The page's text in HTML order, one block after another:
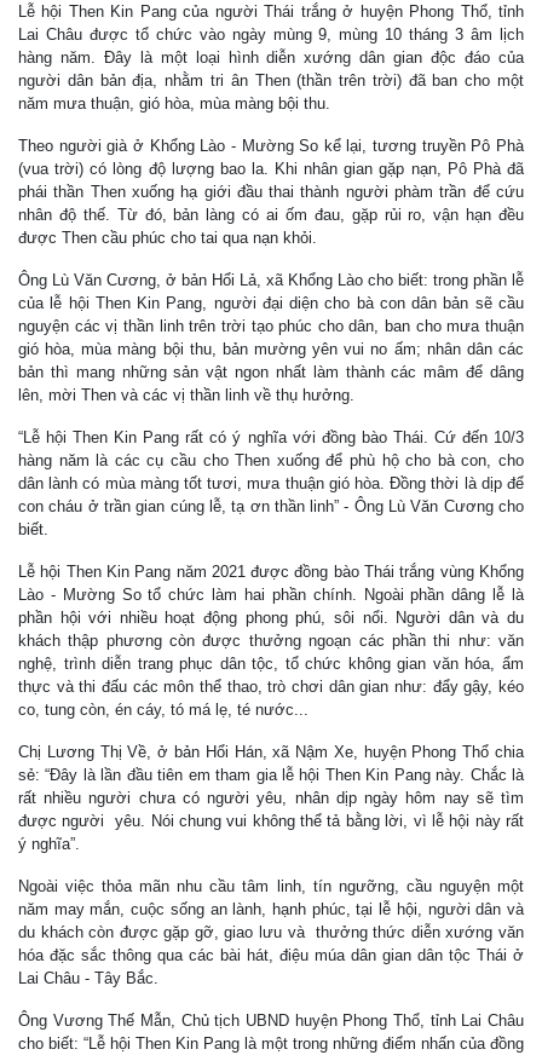
Lễ hội Then Kin Pang của người Thái trắng ở huyện Phong Thổ, tỉnh
Lai Châu được tổ chức vào ngày mùng 9, mùng 10 tháng 3 âm lịch
hàng năm. Đây là một loại hình diễn xướng dân gian độc đáo của
người dân bản địa, nhằm tri ân Then (thần trên trời) đã ban cho một
năm mưa thuận, gió hòa, mùa màng bội thu.
Theo người già ở Khổng Lào - Mường So kể lại, tương truyền Pô Phà
(vua trời) có lòng độ lượng bao la. Khi nhân gian gặp nạn, Pô Phà đã
phái thần Then xuống hạ giới đầu thai thành người phàm trần để cứu
nhân độ thế. Từ đó, bản làng có ai ốm đau, gặp rủi ro, vận hạn đều
được Then cầu phúc cho tai qua nạn khỏi.
Ông Lù Văn Cương, ở bản Hổi Lả, xã Khổng Lào cho biết: trong phần lễ
của lễ hội Then Kin Pang, người đại diện cho bà con dân bản sẽ cầu
nguyện các vị thần linh trên trời tạo phúc cho dân, ban cho mưa thuận
gió hòa, mùa màng bội thu, bản mường yên vui no ấm; nhân dân các
bản thì mang những sản vật ngon nhất làm thành các mâm để dâng
lên, mời Then và các vị thần linh về thụ hưởng.
“Lễ hội Then Kin Pang rất có ý nghĩa với đồng bào Thái. Cứ đến 10/3
hàng năm là các cụ cầu cho Then xuống để phù hộ cho bà con, cho
dân lành có mùa màng tốt tươi, mưa thuận gió hòa. Đồng thời là dịp để
con cháu ở trần gian cúng lễ, tạ ơn thần linh” - Ông Lù Văn Cương cho
biết.
Lễ hội Then Kin Pang năm 2021 được đồng bào Thái trắng vùng Khổng
Lào - Mường So tổ chức làm hai phần chính. Ngoài phần dâng lễ là
phần hội với nhiều hoạt động phong phú, sôi nổi. Người dân và du
khách thập phương còn được thưởng ngoạn các phần thi như: văn
nghệ, trình diễn trang phục dân tộc, tổ chức không gian văn hóa, ẩm
thực và thi đấu các môn thể thao, trò chơi dân gian như: đẩy gậy, kéo
co, tung còn, én cáy, tó má lẹ, té nước...
Chị Lương Thị Về, ở bản Hổi Hán, xã Nậm Xe, huyện Phong Thổ chia
sẻ: “Đây là lần đầu tiên em tham gia lễ hội Then Kin Pang này. Chắc là
rất nhiều người chưa có người yêu, nhân dịp ngày hôm nay sẽ tìm
được người yêu. Nói chung vui không thể tả bằng lời, vì lễ hội này rất
ý nghĩa”.
Ngoài việc thỏa mãn nhu cầu tâm linh, tín ngưỡng, cầu nguyện một
năm may mắn, cuộc sống an lành, hạnh phúc, tại lễ hội, người dân và
du khách còn được gặp gỡ, giao lưu và thưởng thức diễn xướng văn
hóa đặc sắc thông qua các bài hát, điệu múa dân gian dân tộc Thái ở
Lai Châu - Tây Bắc.
Ông Vương Thế Mẫn, Chủ tịch UBND huyện Phong Thổ, tỉnh Lai Châu
cho biết: “Lễ hội Then Kin Pang là một trong những điểm nhấn của đồng